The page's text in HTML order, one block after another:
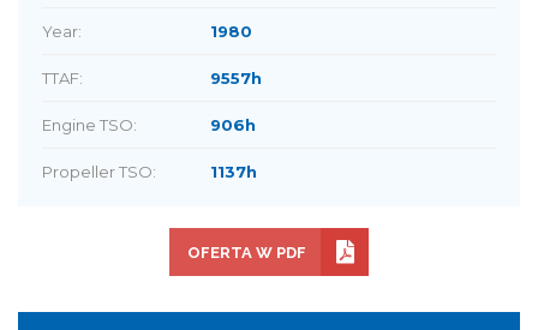
Year: 1980
TTAF: 9557h
Engine TSO: 906h
Propeller TSO: 1137h
OFERTA W PDF